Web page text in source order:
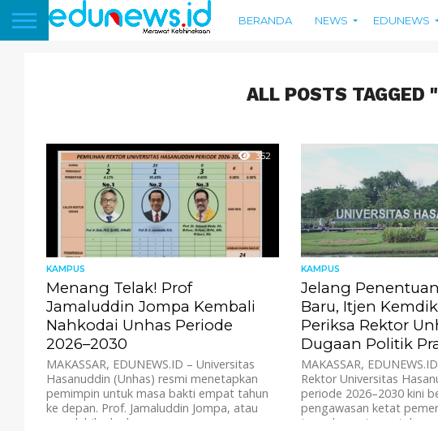
BERANDA NEWS EDUNEWS
ALL POSTS TAGGED
352
KAMPUS
Menang Telak! Prof
Jamaluddin Jompa Kembali
Nahkodai Unhas Periode
2026–2030
MAKASSAR, EDUNEWS.ID – Universitas
Hasanuddin (Unhas) resmi menetapkan
pemimpin untuk masa bakti empat tahun
ke depan. Prof. Jamaluddin Jompa, atau
yang lebih akrab...
KAMPUS
Jelang
Baru, Itjen
Periksa Rektor
Dugaan Politik
MAKASSAR,
Rektor Universitas
periode 2026–2030 kini
pengawasan ketat
tengah persiapan tahap